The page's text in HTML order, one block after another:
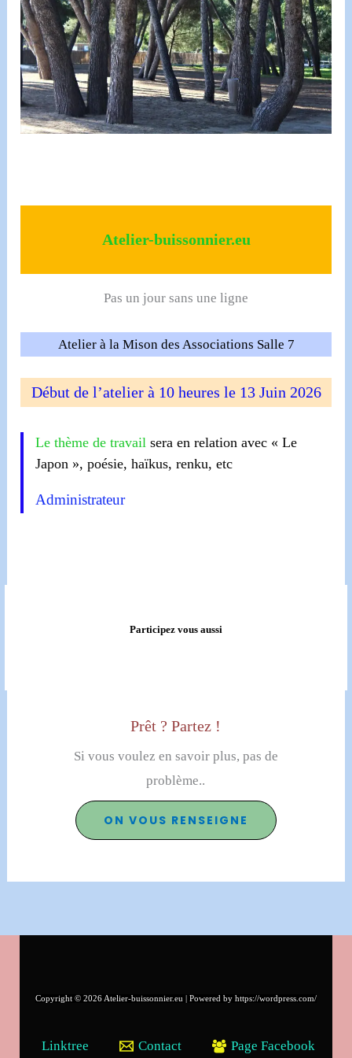
Atelier-buissonnier.eu
Pas un jour sans une ligne
Atelier à la Mison des Associations Salle 7
Début de l’atelier à 10 heures le 13 Juin 2026
Le thème de travailsera en relation avec « Le
Japon », poésie, haïkus, renku, etc
Administrateur
Participez vous aussi
Prêt ? Partez !
Si vous voulez en savoir plus, pas de
problème..
ON VOUS RENSEIGNE
Copyright © 2026 Atelier-buissonnier.eu | Powered by https://wordpress.com/
Linktree Contact Page Facebook